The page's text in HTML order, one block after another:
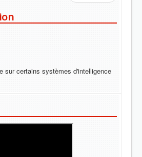
sur certains systèmes d'intelligence